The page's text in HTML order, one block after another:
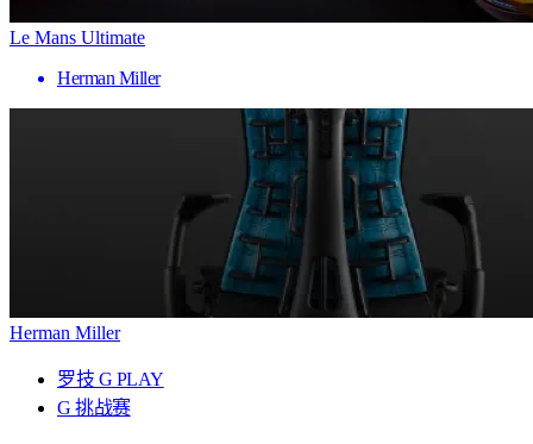
Le Mans Ultimate
Herman Miller
Herman Miller
罗技 G PLAY
G 挑战赛